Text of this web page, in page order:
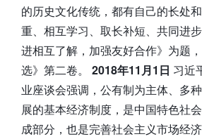
的历史文化传统，都有自己的长处
重、相互学习、取长补短、共同进
进相互了解，加强友好合作》为题
选》第二卷。 2018年11月1日 习近
业座谈会强调，公有制为主体、多
展的基本经济制度，是中国特色社
成部分，也是完善社会主义市场经济